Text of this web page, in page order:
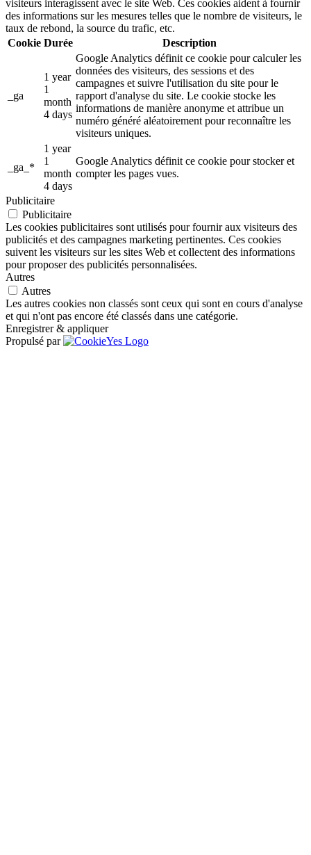
visiteurs interagissent avec le site Web. Ces cookies aident à fournir
des informations sur les mesures telles que le nombre de visiteurs, le
taux de rebond, la source du trafic, etc.
Cookie Durée Description
_ga
1 year
1
month
4 days
Google Analytics définit ce cookie pour calculer les
données des visiteurs, des sessions et des
campagnes et suivre l'utilisation du site pour le
rapport d'analyse du site. Le cookie stocke les
informations de manière anonyme et attribue un
numéro généré aléatoirement pour reconnaître les
visiteurs uniques.
_ga_*
1 year
1
month
4 days
Google Analytics définit ce cookie pour stocker et
compter les pages vues.
Publicitaire
Publicitaire
Les cookies publicitaires sont utilisés pour fournir aux visiteurs des
publicités et des campagnes marketing pertinentes. Ces cookies
suivent les visiteurs sur les sites Web et collectent des informations
pour proposer des publicités personnalisées.
Autres
Autres
Les autres cookies non classés sont ceux qui sont en cours d'analyse
et qui n'ont pas encore été classés dans une catégorie.
Enregistrer & appliquer
Propulsé par